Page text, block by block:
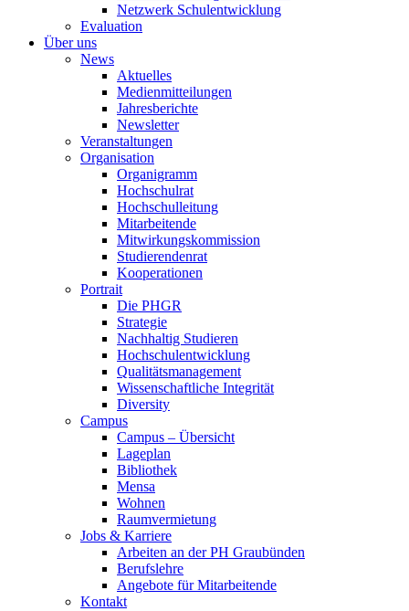
Netzwerk Schulentwicklung
Evaluation
Über uns
News
Aktuelles
Medienmitteilungen
Jahresberichte
Newsletter
Veranstaltungen
Organisation
Organigramm
Hochschulrat
Hochschulleitung
Mitarbeitende
Mitwirkungskommission
Studierendenrat
Kooperationen
Portrait
Die PHGR
Strategie
Nachhaltig Studieren
Hochschulentwicklung
Qualitätsmanagement
Wissenschaftliche Integrität
Diversity
Campus
Campus – Übersicht
Lageplan
Bibliothek
Mensa
Wohnen
Raumvermietung
Jobs & Karriere
Arbeiten an der PH Graubünden
Berufslehre
Angebote für Mitarbeitende
Kontakt